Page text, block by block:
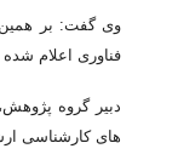
وی گفت: بر همین
فناوری اعلام شده ستاد از
دبیر گروه
های کارشناسی ارشد در سه